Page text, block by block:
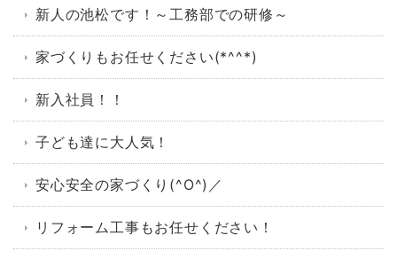
新人の池松です！～工務部での研修～
家づくりもお任せください(*^^*)
新入社員！！
子ども達に大人気！
安心安全の家づくり(^O^)／
リフォーム工事もお任せください！